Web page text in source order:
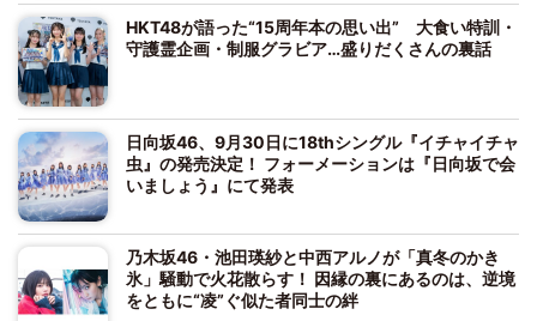
HKT48が語った“15周年本の思い出” 大食い特訓・
守護霊企画・制服グラビア…盛りだくさんの裏話
日向坂46、9月30日に18thシングル『イチャイチャ
虫』の発売決定！ フォーメーションは『日向坂で会
いましょう』にて発表
乃木坂46・池田瑛紗と中西アルノが「真冬のかき
氷」騒動で火花散らす！ 因縁の裏にあるのは、逆境
をともに“凌”ぐ似た者同士の絆